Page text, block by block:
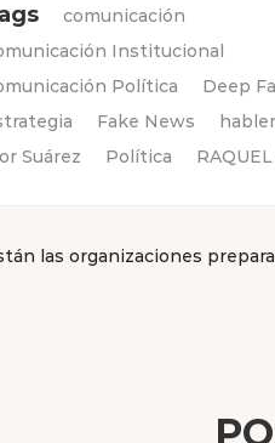
comunicación
Institucional
Política
Deep
Fake News
Suárez
Política
las organizaciones